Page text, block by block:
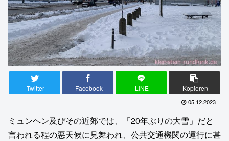
Twitter Facebook LINE Kopieren
05.12.2023
ミュンヘン及びその近郊では、「20年ぶりの大雪」だと
言われる程の悪天候に見舞われ、公共交通機関の運行に甚